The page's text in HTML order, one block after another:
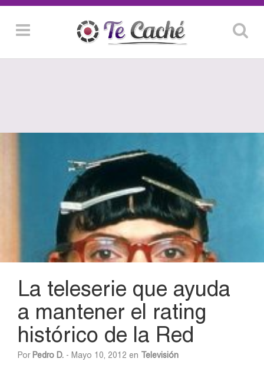
La teleserie que ayuda
a mantener el rating
histórico de la Red
Por Pedro D. - Mayo 10, 2012 en Televisión